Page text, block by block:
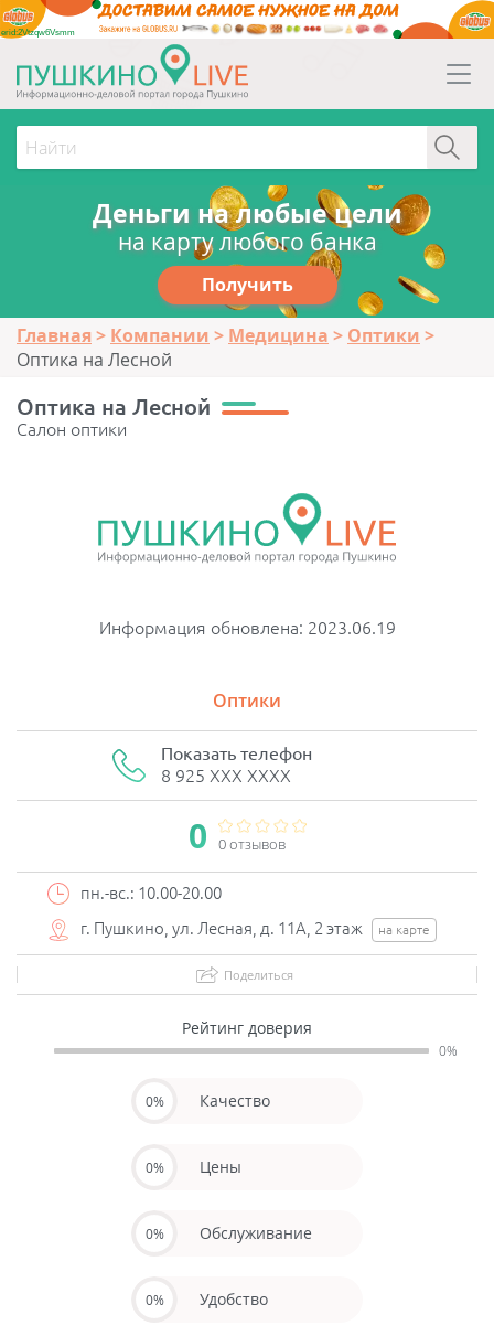
erid:2Vtzqw6Vsmm
Деньги на любые цели
на карту любого банка
Получить
Главная Компании Медицина
Оптики
Оптика на Лесной
Оптика на Лесной
Салон оптики
Информация обновлена: 2023.06.19
Оптики
Показать телефон
8 925 XXX XXXX
0 0 отзывов
пн.-вс.: 10.00-20.00
г. Пушкино, ул. Лесная, д. 11А, 2 этаж
на карте
Поделиться
Рейтинг доверия
0%
0% Качество
0% Цены
0% Обслуживание
0% Удобство